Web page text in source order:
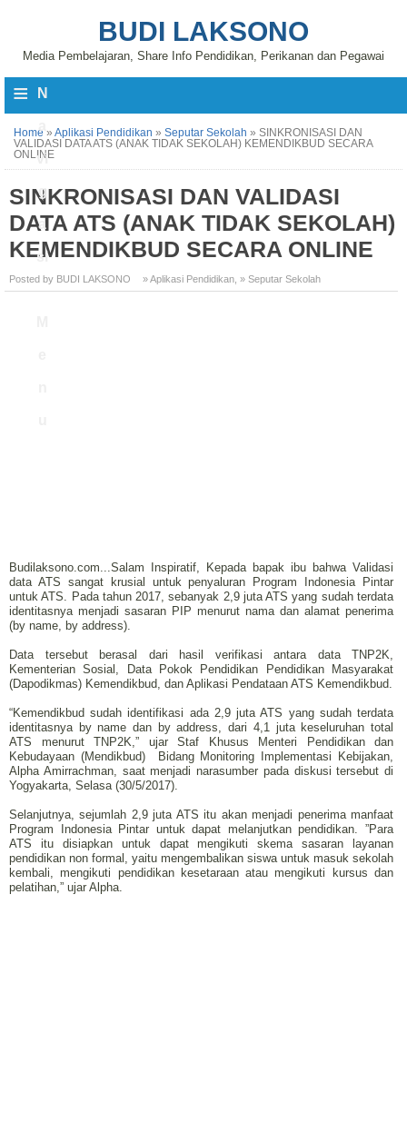
BUDI LAKSONO
Media Pembelajaran, Share Info Pendidikan, Perikanan dan Pegawai
≡ N
vi
g
a
si
Home » Aplikasi Pendidikan » Seputar Sekolah » SINKRONISASI DAN
VALIDASI DATA ATS (ANAK TIDAK SEKOLAH) KEMENDIKBUD SECARA
ONLINE
SINKRONISASI DAN VALIDASI
DATA ATS (ANAK TIDAK SEKOLAH)
KEMENDIKBUD SECARA ONLINE
Posted by BUDI LAKSONO » Aplikasi Pendidikan » Seputar Sekolah
Budilaksono.com...Salam Inspiratif, Kepada bapak ibu bahwa Validasi
data ATS sangat krusial untuk penyaluran Program Indonesia Pintar
untuk ATS. Pada tahun 2017, sebanyak 2,9 juta ATS yang sudah terdata
identitasnya menjadi sasaran PIP menurut nama dan alamat penerima
(by name, by address).
Data tersebut berasal dari hasil verifikasi antara data TNP2K,
Kementerian Sosial, Data Pokok Pendidikan Pendidikan Masyarakat
(Dapodikmas) Kemendikbud, dan Aplikasi Pendataan ATS Kemendikbud.
“Kemendikbud sudah identifikasi ada 2,9 juta ATS yang sudah terdata
identitasnya by name dan by address, dari 4,1 juta keseluruhan total
ATS menurut TNP2K,” ujar Staf Khusus Menteri Pendidikan dan
Kebudayaan (Mendikbud) Bidang Monitoring Implementasi Kebijakan,
Alpha Amirrachman, saat menjadi narasumber pada diskusi tersebut di
Yogyakarta, Selasa (30/5/2017).
Selanjutnya, sejumlah 2,9 juta ATS itu akan menjadi penerima manfaat
Program Indonesia Pintar untuk dapat melanjutkan pendidikan. ”Para
ATS itu disiapkan untuk dapat mengikuti skema sasaran layanan
pendidikan non formal, yaitu mengembalikan siswa untuk masuk sekolah
kembali, mengikuti pendidikan kesetaraan atau mengikuti kursus dan
pelatihan,” ujar Alpha.